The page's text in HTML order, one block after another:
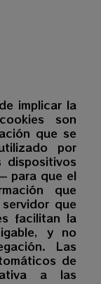
implicar la
son
que se
por
para que el
que
que
facilitan la
y no
Las
de
a las